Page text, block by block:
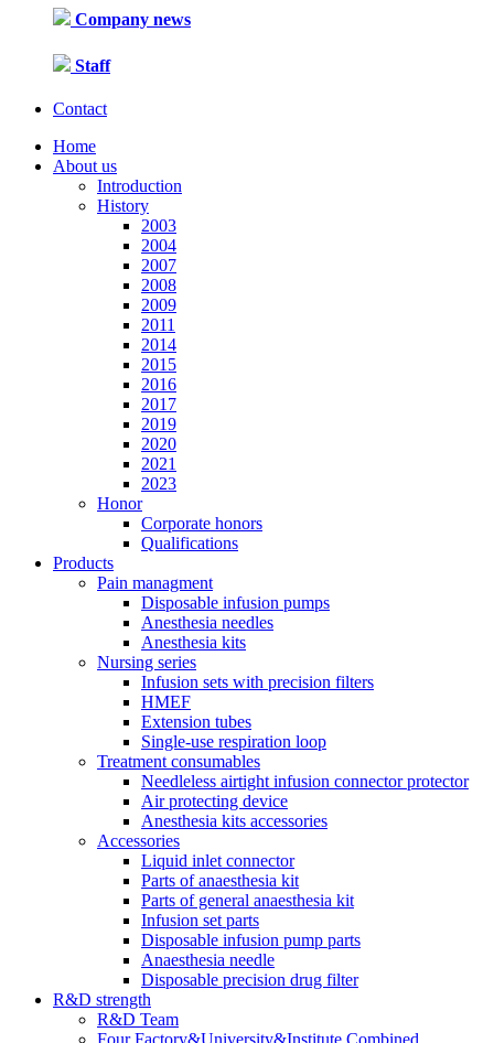
Company news
Staff
Contact
Home
About us
Introduction
History
2003
2004
2007
2008
2009
2011
2014
2015
2016
2017
2019
2020
2021
2023
Honor
Corporate honors
Qualifications
Products
Pain managment
Disposable infusion pumps
Anesthesia needles
Anesthesia kits
Nursing series
Infusion sets with precision filters
HMEF
Extension tubes
Single-use respiration loop
Treatment consumables
Needleless airtight infusion connector protector
Air protecting device
Anesthesia kits accessories
Accessories
Liquid inlet connector
Parts of anaesthesia kit
Parts of general anaesthesia kit
Infusion set parts
Disposable infusion pump parts
Anaesthesia needle
Disposable precision drug filter
R&D strength
R&D Team
Four Factory&University&Institute Combined